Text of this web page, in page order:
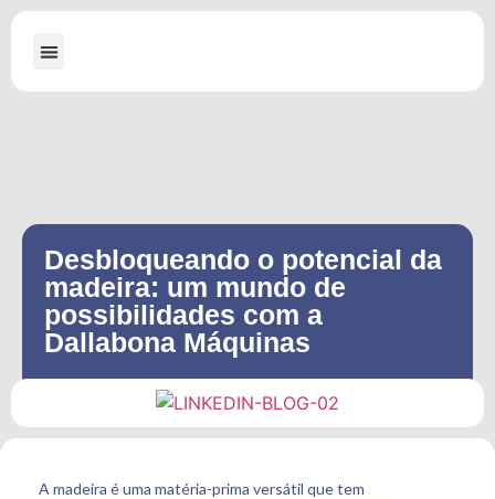
Desbloqueando o potencial da
madeira: um mundo de
possibilidades com a
Dallabona Máquinas
A madeira é uma matéria-prima versátil que tem